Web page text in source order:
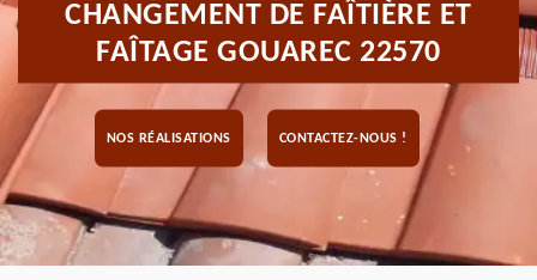
CHANGEMENT DE FAÎTIÈRE ET
FAÎTAGE GOUAREC 22570
NOS RÉALISATIONS CONTACTEZ-NOUS !